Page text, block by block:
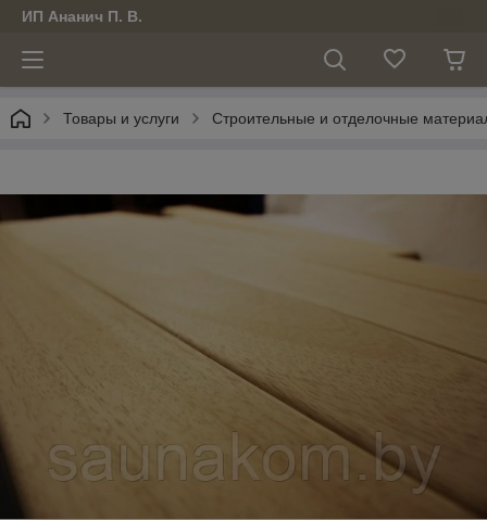
ИП Ананич П. В.
Товары и услуги Строительные и отделочные